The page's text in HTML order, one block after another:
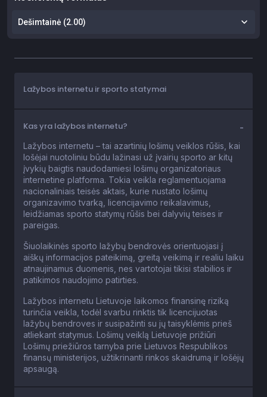
Lažybos internetu ir sporto statymai
Kas yra lažybos internetu?
Lažybos internetu – tai azartinių lošimų veiklos rūšis, kai
lošėjai nuotoliniu būdu lažinasi už įvairių sporto ar kitų
įvykių baigtis naudodamiesi lošimų organizatoriaus
internetine platforma. Tokia veikla reglamentuojama
nacionaliniais teisės aktais, kurie nustato lošimų
organizavimo tvarką, licencijavimo reikalavimus,
leidžiamas sporto statymų rūšis bei dalyvių teises ir
pareigas.
Šiuolaikinės sporto lažybų bendrovės orientuojasi į
aiškų informacijos pateikimą, greitą veikimą ir realiu laiku
atnaujinamus duomenis, nes vartotojai tikisi stabilios ir
patikimos naudojimo patirties.
Lažybos internetu Lietuvoje laikomos finansinę riziką
turinčia veikla, todėl svarbu rinktis tik licencijuotas
lažybų bendroves ir susipažinti su jų taisyklėmis prieš
atliekant statymus. Lošimų veiklą Lietuvoje prižiūri
Lošimų priežiūros tarnyba prie Lietuvos Respublikos
finansų ministerijos, užtikrinanti rinkos skaidrumą ir lošėjų
apsaugą.